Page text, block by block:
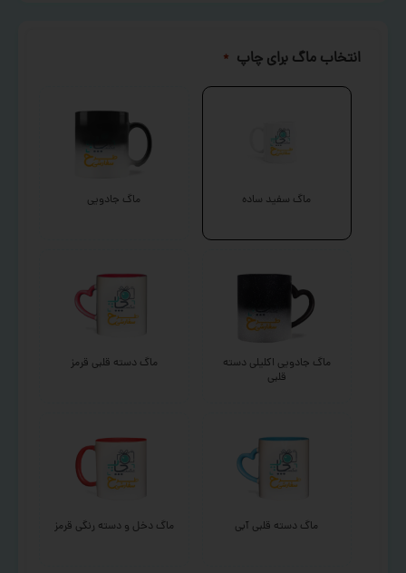
انتخاب ماگ برای چاپ *
ماگ سفید ساده ماگ جادویی
ماگ جادویی اکلیلی دسته
قلبی
ماگ دسته قلبی قرمز
ماگ دسته قلبی آبی ماگ دخل و دسته رنگی قرمز